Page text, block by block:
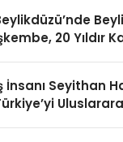
20 Yıldır
İnsanı Seyithan